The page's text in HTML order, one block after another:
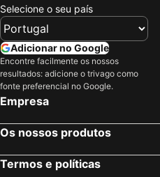
Selecione o seu país
Adicionar no Google
Encontre facilmente os nossos
resultados: adicione o trivago como
fonte preferencial no Google.
Empresa
Os nossos produtos
Termos e políticas